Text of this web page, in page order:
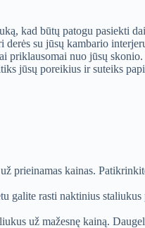
kad būtų patogu pasiekti
su jūsų kambario
priklausomai nuo jūsų skonio.
jūsų poreikius ir suteiks
prieinamas kainas.
galite rasti naktinius
už mažesnę kainą.